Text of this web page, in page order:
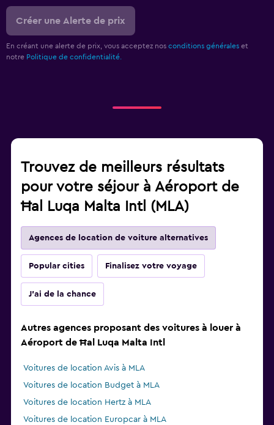
Créer une Alerte de prix
En créant une alerte de prix, vous acceptez nos conditions générales et
notre Politique de confidentialité.
Trouvez de meilleurs résultats
pour votre séjour à Aéroport de
Ħal Luqa Malta Intl (MLA)
Agences de location de voiture alternatives
Popular cities Finalisez votre voyage
J'ai de la chance
Autres agences proposant des voitures à louer à
Aéroport de Ħal Luqa Malta Intl
Voitures de location Avis à MLA
Voitures de location Budget à MLA
Voitures de location Hertz à MLA
Voitures de location Europcar à MLA